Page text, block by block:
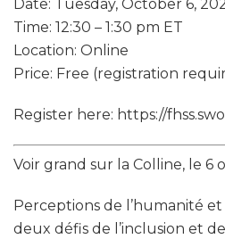
Date: Tuesday, October 6,
Time: 12:30 – 1:30 pm ET
Location: Online
Price: Free (registration
Register here: https://
Voir grand sur la Colline, le 6
Perceptions de l’humanité
deux défis de l’inclusion et